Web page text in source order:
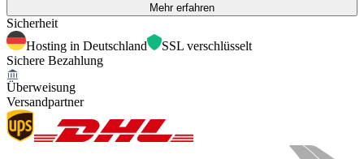
Mehr erfahren
Sicherheit
Hosting in Deutschland
SSL verschlüsselt
Sichere Bezahlung
Überweisung
Versandpartner